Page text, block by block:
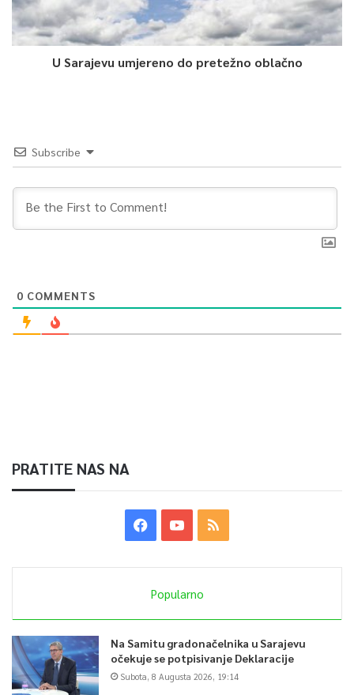
U Sarajevu umjereno do pretežno oblačno
Subscribe
0 COMMENTS
PRATITE NAS NA
Popularno
Na Samitu gradonačelnika u Sarajevu
očekuje se potpisivanje Deklaracije
Subota, 8 Augusta 2026, 19:14